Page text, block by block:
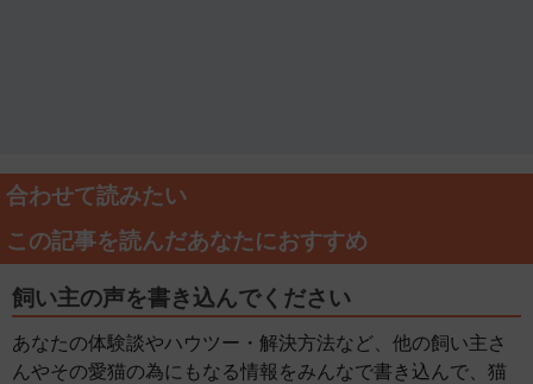
合わせて読みたい
この記事を読んだあなたにおすすめ
飼い主の声を書き込んでください
あなたの体験談やハウツー・解決方法など、他の飼い主さ
んやその愛猫の為にもなる情報をみんなで書き込んで、猫